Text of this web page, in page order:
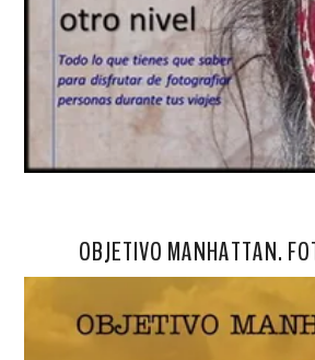
OBJETIVO MANHATTAN.